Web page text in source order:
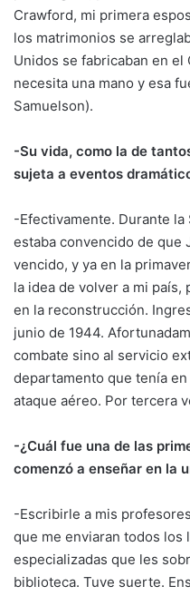
Crawford, mi primera
los matrimonios se
Unidos se fabricaban en
necesita una mano y esa
Samuelson).
-Su vida, como la de
sujeta a eventos
-Efectivamente. Durante la
estaba convencido de que
vencido, y ya en la
la idea de volver a mi
en la reconstrucción.
junio de 1944.
combate sino al servicio
departamento que tenía
ataque aéreo. Por tercera
-¿Cuál fue una de las
comenzó a enseñar en la
-Escribirle a mis
que me enviaran todos los
especializadas que les
biblioteca. Tuve suerte.